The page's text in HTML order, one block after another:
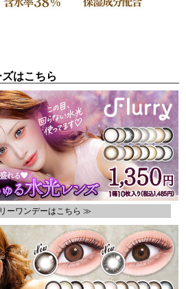
はこちら
ーワンデーはこちら ≫